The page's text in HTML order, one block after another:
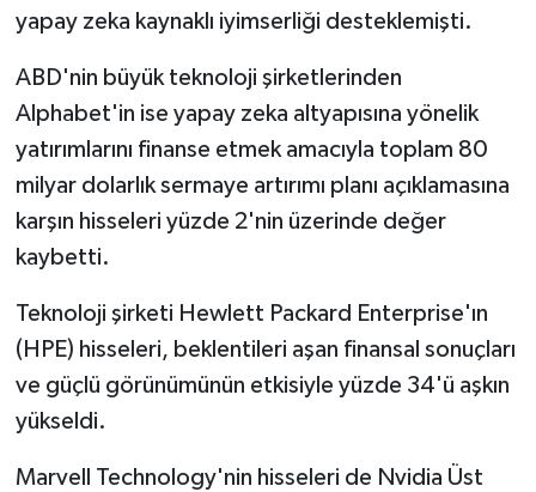
yapay zeka kaynaklı iyimserliği desteklemişti.
ABD'nin büyük teknoloji şirketlerinden
Alphabet'in ise yapay zeka altyapısına yönelik
yatırımlarını finanse etmek amacıyla toplam 80
milyar dolarlık sermaye artırımı planı açıklamasına
karşın hisseleri yüzde 2'nin üzerinde değer
kaybetti.
Teknoloji şirketi Hewlett Packard Enterprise'ın
(HPE) hisseleri, beklentileri aşan finansal sonuçları
ve güçlü görünümünün etkisiyle yüzde 34'ü aşkın
yükseldi.
Marvell Technology'nin hisseleri de Nvidia Üst